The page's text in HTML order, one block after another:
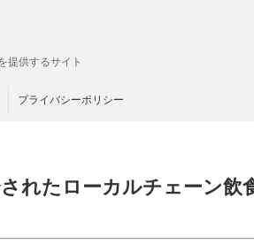
提供するサイト
プライバシーポリシー
れたローカルチェーン飲